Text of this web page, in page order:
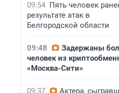
09:54 Пять человек
результате атак в
Белгородской области
09:48
Задержаны
человек из
«Москва-Сити»
09:37
Актера,